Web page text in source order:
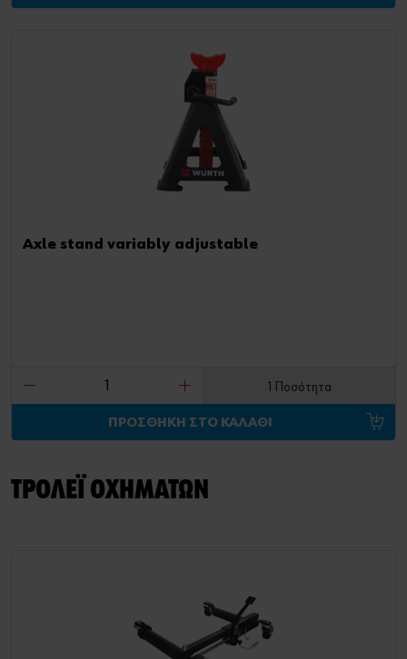
Axle stand variably adjustable
1 Ποσότητα
ΠΡΟΣΘΗΚΗ ΣΤΟ ΚΑΛΑΘΙ
ΤΡΟΛΕΪ ΟΧΗΜΑΤΩΝ